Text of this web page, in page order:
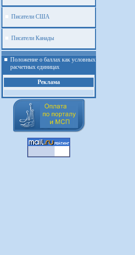
Писатели США
Писатели Канады
Положение о баллах как условных
расчетных единицах
Реклама